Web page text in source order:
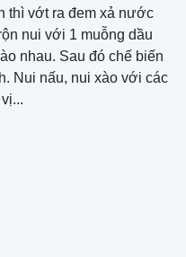
thì vớt ra đem xả nước
nui với 1 muỗng dầu
nhau. Sau đó chế biến
Nui nấu, nui xào với các